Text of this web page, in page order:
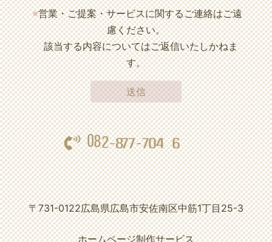
※営業・ご提案・サービスに関するご連絡はご遠
慮ください。
該当する内容についてはご返信いたしかねま
す。
082-877-704 6
〒731-0122広島県広島市安佐南区中筋1丁目25-3
ホームページ制作サービス